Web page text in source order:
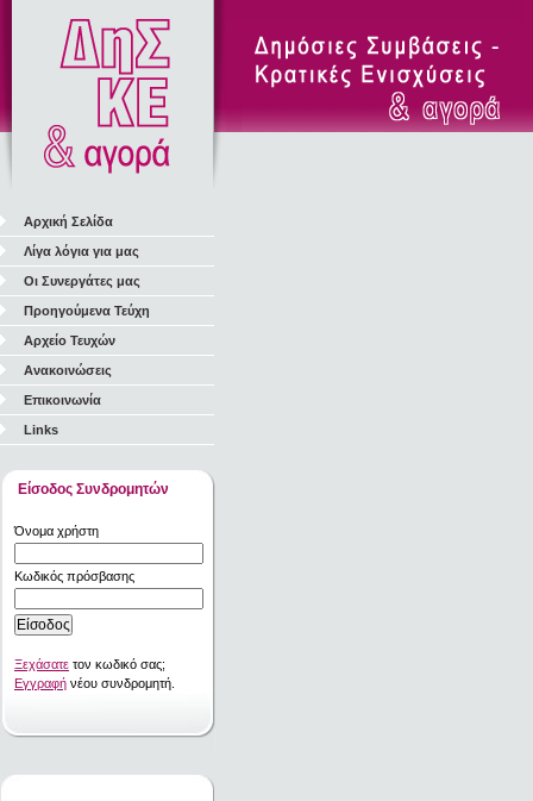
Αρχική Σελίδα
Λίγα λόγια για μας
Οι Συνεργάτες μας
Προηγούμενα Τεύχη
Αρχείο Τευχών
Ανακοινώσεις
Επικοινωνία
Links
Είσοδος Συνδρομητών
Όνομα χρήστη
Κωδικός πρόσβασης
Ξεχάσατε τον κωδικό σας;
Εγγραφή νέου συνδρομητή.